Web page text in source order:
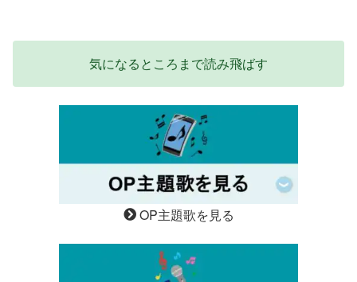
気になるところまで読み飛ばす
OP主題歌を見る